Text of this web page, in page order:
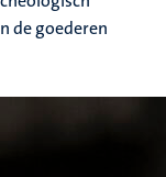
de goederen